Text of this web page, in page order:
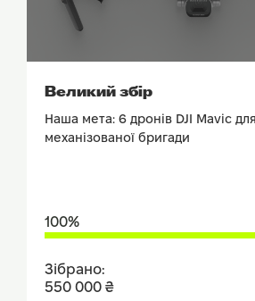
ПОДИВИТИСЬ
Великий збір
Наша мета: 6 дронів DJI Mavic
механізованої бригади
Зібрано:
550 000 ₴
100%